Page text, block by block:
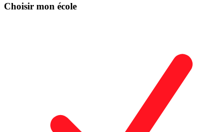
Choisir mon école